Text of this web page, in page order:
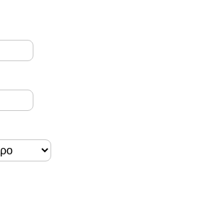
που ικανοποιούν ακόμη και τους πιο
ως στόχο να χαρίσουμε χρώμα και
σας χώρο και να τον αναδείξουμε